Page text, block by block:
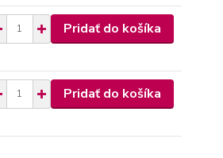
Pridať do košíka
Pridať do košíka